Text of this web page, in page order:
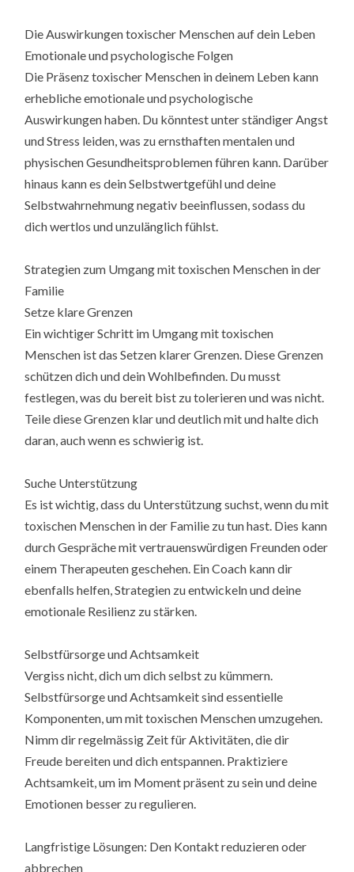
Die Auswirkungen toxischer Menschen auf dein Leben
Emotionale und psychologische Folgen
Die Präsenz toxischer Menschen in deinem Leben kann
erhebliche emotionale und psychologische
Auswirkungen haben. Du könntest unter ständiger Angst
und Stress leiden, was zu ernsthaften mentalen und
physischen Gesundheitsproblemen führen kann. Darüber
hinaus kann es dein Selbstwertgefühl und deine
Selbstwahrnehmung negativ beeinflussen, sodass du
dich wertlos und unzulänglich fühlst.
Strategien zum Umgang mit toxischen Menschen in der
Familie
Setze klare Grenzen
Ein wichtiger Schritt im Umgang mit toxischen
Menschen ist das Setzen klarer Grenzen. Diese Grenzen
schützen dich und dein Wohlbefinden. Du musst
festlegen, was du bereit bist zu tolerieren und was nicht.
Teile diese Grenzen klar und deutlich mit und halte dich
daran, auch wenn es schwierig ist.
Suche Unterstützung
Es ist wichtig, dass du Unterstützung suchst, wenn du mit
toxischen Menschen in der Familie zu tun hast. Dies kann
durch Gespräche mit vertrauenswürdigen Freunden oder
einem Therapeuten geschehen. Ein Coach kann dir
ebenfalls helfen, Strategien zu entwickeln und deine
emotionale Resilienz zu stärken.
Selbstfürsorge und Achtsamkeit
Vergiss nicht, dich um dich selbst zu kümmern.
Selbstfürsorge und Achtsamkeit sind essentielle
Komponenten, um mit toxischen Menschen umzugehen.
Nimm dir regelmässig Zeit für Aktivitäten, die dir
Freude bereiten und dich entspannen. Praktiziere
Achtsamkeit, um im Moment präsent zu sein und deine
Emotionen besser zu regulieren.
Langfristige Lösungen: Den Kontakt reduzieren oder
abbrechen